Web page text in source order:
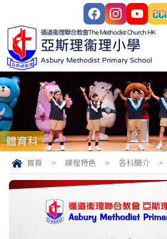
循道衞理聯合教會The Methodist Church HK
亞斯理衞理小學
Asbury Methodist Primary School
體育科
首頁 > 課程特色 > 各科簡介 >